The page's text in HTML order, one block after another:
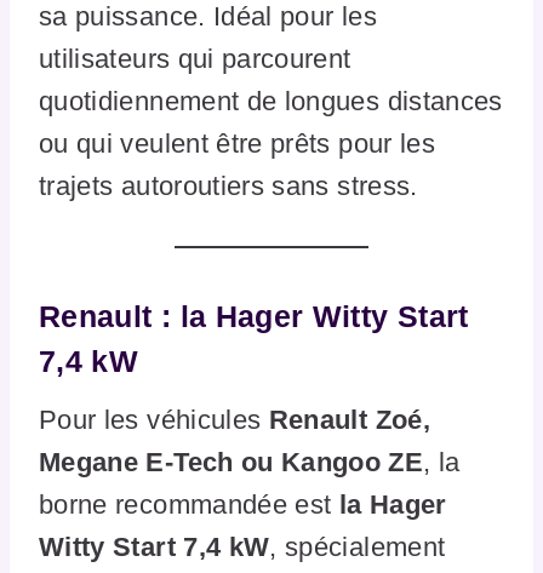
sa puissance. Idéal pour les
utilisateurs qui parcourent
quotidiennement de longues distances
ou qui veulent être prêts pour les
trajets autoroutiers sans stress.
Renault : la Hager Witty Start
7,4 kW
Pour les véhicules Renault Zoé,
Megane E-Tech ou Kangoo ZE, la
borne recommandée est la Hager
Witty Start 7,4 kW, spécialement